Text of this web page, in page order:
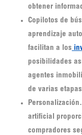
obtener
Copilotos de
aprendizaje
facilitan a los
posibilidades
agentes
de varias
artificial
compradores